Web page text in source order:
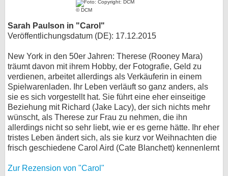
© DCM
Sarah Paulson in "Carol"
Veröffentlichungsdatum (DE): 17.12.2015
New York in den 50er Jahren: Therese (Rooney Mara)
träumt davon mit ihrem Hobby, der Fotografie, Geld zu
verdienen, arbeitet allerdings als Verkäuferin in einem
Spielwarenladen. Ihr Leben verläuft so ganz anders, als
sie es sich vorgestellt hat. Sie führt eine eher einseitige
Beziehung mit Richard (Jake Lacy), der sich nichts mehr
wünscht, als Therese zur Frau zu nehmen, die ihn
allerdings nicht so sehr liebt, wie er es gerne hätte. Ihr eher
tristes Leben ändert sich, als sie kurz vor Weihnachten die
frisch geschiedene Carol Aird (Cate Blanchett) kennenlernt
Zur Rezension von "Carol"